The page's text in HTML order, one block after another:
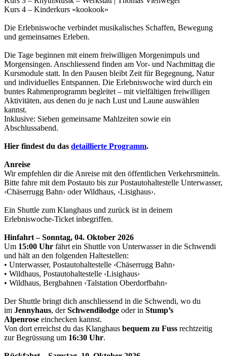
Kurs 4 – Kinderkurs «kookook»
Die Erlebniswoche verbindet musikalisches Schaffen, Bewegung
und gemeinsames Erleben.
Die Tage beginnen mit einem freiwilligen Morgenimpuls und
Morgensingen. Anschliessend finden am Vor- und Nachmittag die
Kursmodule statt. In den Pausen bleibt Zeit für Begegnung, Natur
und individuelles Entspannen. Die Erlebniswoche wird durch ein
buntes Rahmenprogramm begleitet – mit vielfältigen freiwilligen
Aktivitäten, aus denen du je nach Lust und Laune auswählen
kannst.
Inklusive: Sieben gemeinsame Mahlzeiten sowie ein
Abschlussabend.
Hier findest du das detaillierte Programm.
Anreise
Wir empfehlen dir die Anreise mit den öffentlichen Verkehrsmitteln.
Bitte fahre mit dem Postauto bis zur Postautohaltestelle Unterwasser,
‹Chäserrugg Bahn› oder Wildhaus, ‹Lisighaus›.
Ein Shuttle zum Klanghaus und zurück ist in deinem
Erlebniswoche-Ticket inbegriffen.
Hinfahrt – Sonntag, 04. Oktober 2026
Um 15:00 Uhr fährt ein Shuttle von Unterwasser in die Schwendi
und hält an den folgenden Haltestellen:
• Unterwasser, Postautohaltestelle ‹Chäserrugg Bahn›
• Wildhaus, Postautohaltestelle ‹Lisighaus›
• Wildhaus, Bergbahnen ‹Talstation Oberdorfbahn›
Der Shuttle bringt dich anschliessend in die Schwendi, wo du
im Jennyhaus, derSchwendilodge oder in Stump’s
Alpenrose einchecken kannst.
Von dort erreichst du das Klanghaus bequem zu Fuss rechtzeitig
zur Begrüssung um 16:30 Uhr.